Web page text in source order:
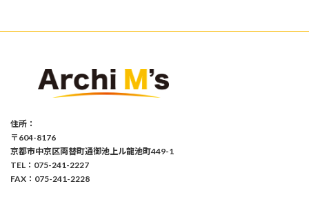
住所：
〒604-8176
京都市中京区両替町通御池上ル龍池町449-1
TEL：075-241-2227
FAX：075-241-2228